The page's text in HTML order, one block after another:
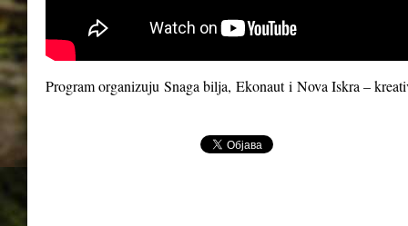
Program organizuju Snaga bilja, Ekonauti Nova Iskra –